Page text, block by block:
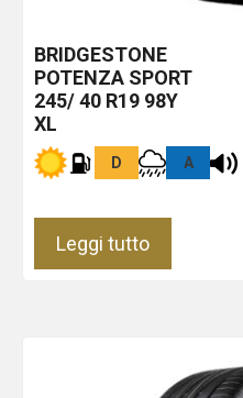
BRIDGESTONE
POTENZA SPORT
245/ 40 R19 98Y
XL
D A
Leggi tutto